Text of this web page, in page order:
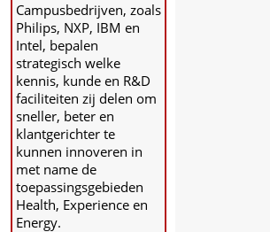
Campusbedrijven, zoals
Philips, NXP, IBM en
Intel, bepalen
strategisch welke
kennis, kunde en R&D
faciliteiten zij delen om
sneller, beter en
klantgerichter te
kunnen innoveren in
met name de
toepassingsgebieden
Health, Experience en
Energy.